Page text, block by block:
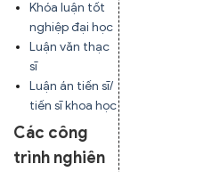
Khóa luận tốt
nghiệp đại học
Luận văn thạc
sĩ
Luận án tiến sĩ/
tiến sĩ khoa học
Các công
trình nghiên